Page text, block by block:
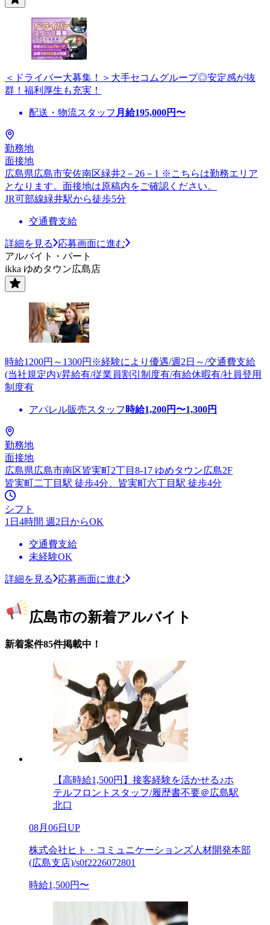
＜ドライバー大募集！＞大手セコムグループ◎安定感が抜
群！福利厚生も充実！
配送・物流スタッフ 月給195,000円〜
勤務地
面接地
広島県広島市安佐南区緑井2－26－1 ※こちらは勤務エリア
となります。面接地は原稿内をご確認ください。
JR可部線緑井駅から徒歩5分
交通費支給
詳細を見る
応募画面に進む
アルバイト・パート
ikka ゆめタウン広島店
時給1200円～1300円※経験により優遇/週2日～/交通費支給
(当社規定内)/昇給有/従業員割引制度有/有給休暇有/社員登用
制度有
アパレル販売スタッフ 時給1,200円〜1,300円
勤務地
面接地
広島県広島市南区皆実町2丁目8-17 ゆめタウン広島2F
皆実町二丁目駅 徒歩4分、皆実町六丁目駅 徒歩4分
シフト
1日4時間 週2日からOK
交通費支給
未経験OK
詳細を見る 応募画面に進む
広島市の新着アルバイト
新着案件85件掲載中！
【高時給1,500円】接客経験を活かせる♪ホ
テルフロントスタッフ/履歴書不要＠広島駅
北口
08月06日UP
株式会社ヒト・コミュニケーションズ人材開発本部
(広島支店)/s0f2226072801
時給1,500円〜